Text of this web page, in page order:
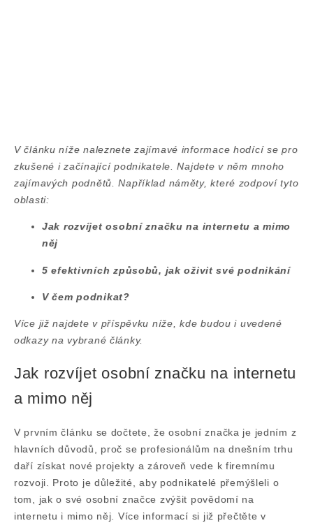
V článku níže naleznete zajímavé informace hodící se pro
zkušené i začínající podnikatele. Najdete v něm mnoho
zajímavých podnětů. Například náměty, které zodpoví tyto
oblasti:
Jak rozvíjet osobní značku na internetu a mimo
něj
5 efektivních způsobů, jak oživit své podnikání
V čem podnikat?
Více již najdete v příspěvku níže, kde budou i uvedené
odkazy na vybrané články.
Jak rozvíjet osobní značku na internetu
a mimo něj
V prvním článku se dočtete, že osobní značka je jedním z
hlavních důvodů, proč se profesionálům na dnešním trhu
daří získat nové projekty a zároveň vede k firemnímu
rozvoji. Proto je důležité, aby podnikatelé přemýšleli o
tom, jak o své osobní značce zvýšit povědomí na
internetu i mimo něj. Více informací si již přečtěte v